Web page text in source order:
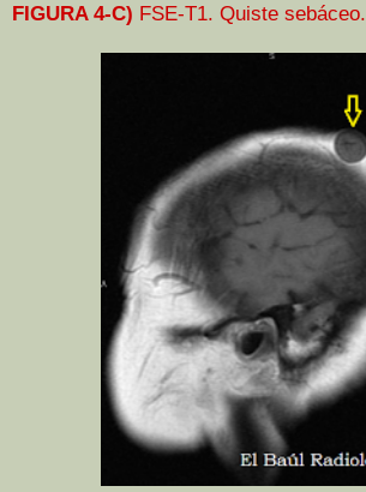
FIGURA 4-C) FSE-T1. Quiste sebáceo.